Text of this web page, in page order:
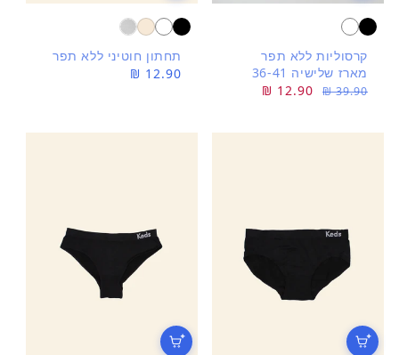
קרסוליות ללא תפר
מארז שלישיה 36-41
מחיר
39.90 ₪
מחיר
12.90 ₪
תחתון חוטיני ללא תפר
מחיר
12.90 ₪